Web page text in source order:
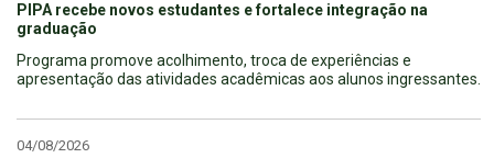
PIPA recebe novos estudantes e fortalece integração na
graduação
Programa promove acolhimento, troca de experiências e
apresentação das atividades acadêmicas aos alunos ingressantes.
04/08/2026